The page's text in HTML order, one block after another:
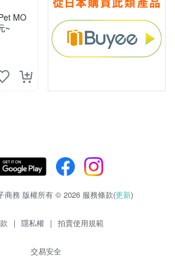
MO
~
商務 版權所有 © 2026 服務條款(更新)
| 隱私權 | 拍賣使用規範
交易安全